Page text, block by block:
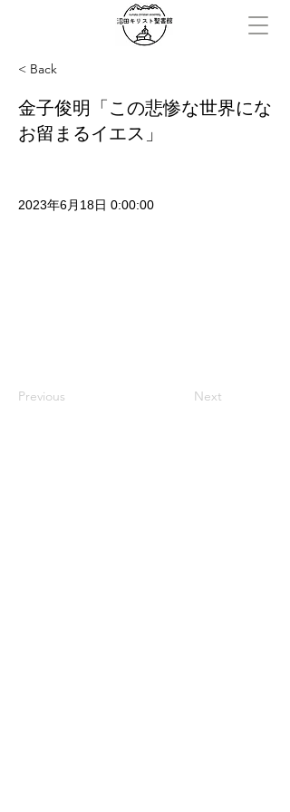
< Back
金子俊明「この悲惨な世界にな
お留まるイエス」
2023年6月18日 0:00:00
Previous Next